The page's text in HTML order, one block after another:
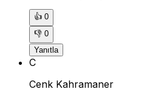
👍 0
👎 0
Yanıtla
C
Cenk Kahramaner